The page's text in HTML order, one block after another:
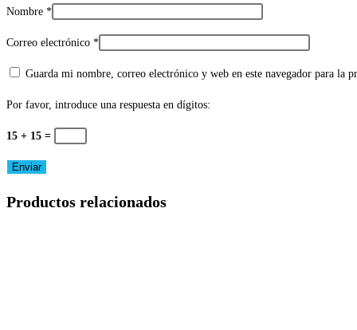
Nombre *
Correo electrónico *
Guarda mi nombre, correo electrónico y web en este navegador para la
Por favor, introduce una respuesta en dígitos:
15 + 15 =
Productos relacionados